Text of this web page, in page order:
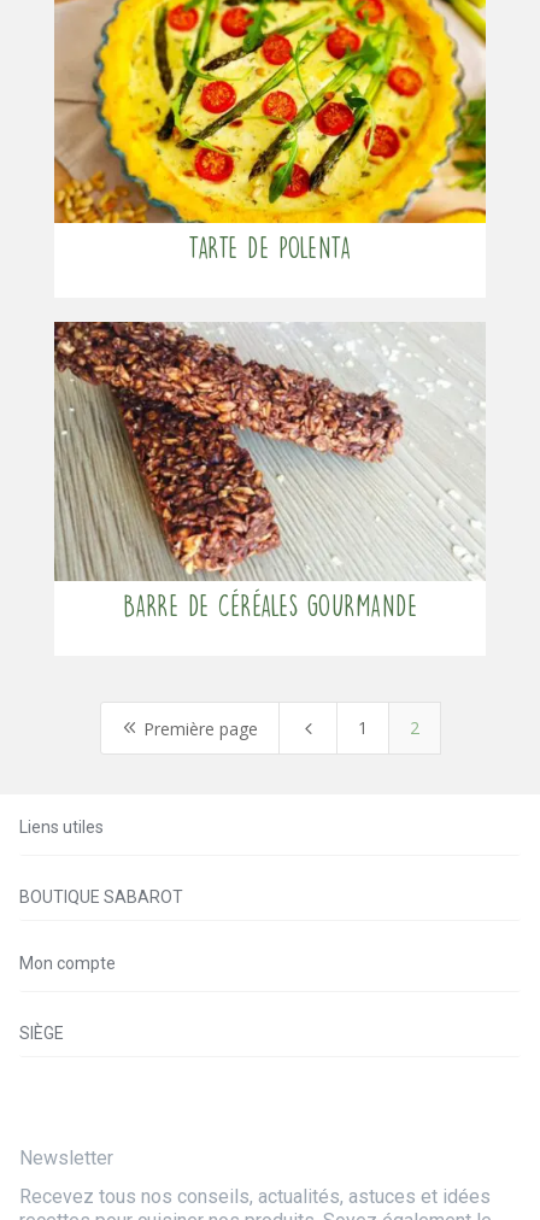
Tarte de polenta
Barre de céréales gourmande
8 Première page 4 1 2
Liens utiles
BOUTIQUE SABAROT
Mon compte
SIÈGE
Newsletter
Recevez tous nos conseils, actualités, astuces et idées